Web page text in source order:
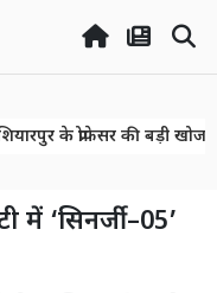
के प्रोफेसर की बड़ी
में ‘सिनर्जी–05’